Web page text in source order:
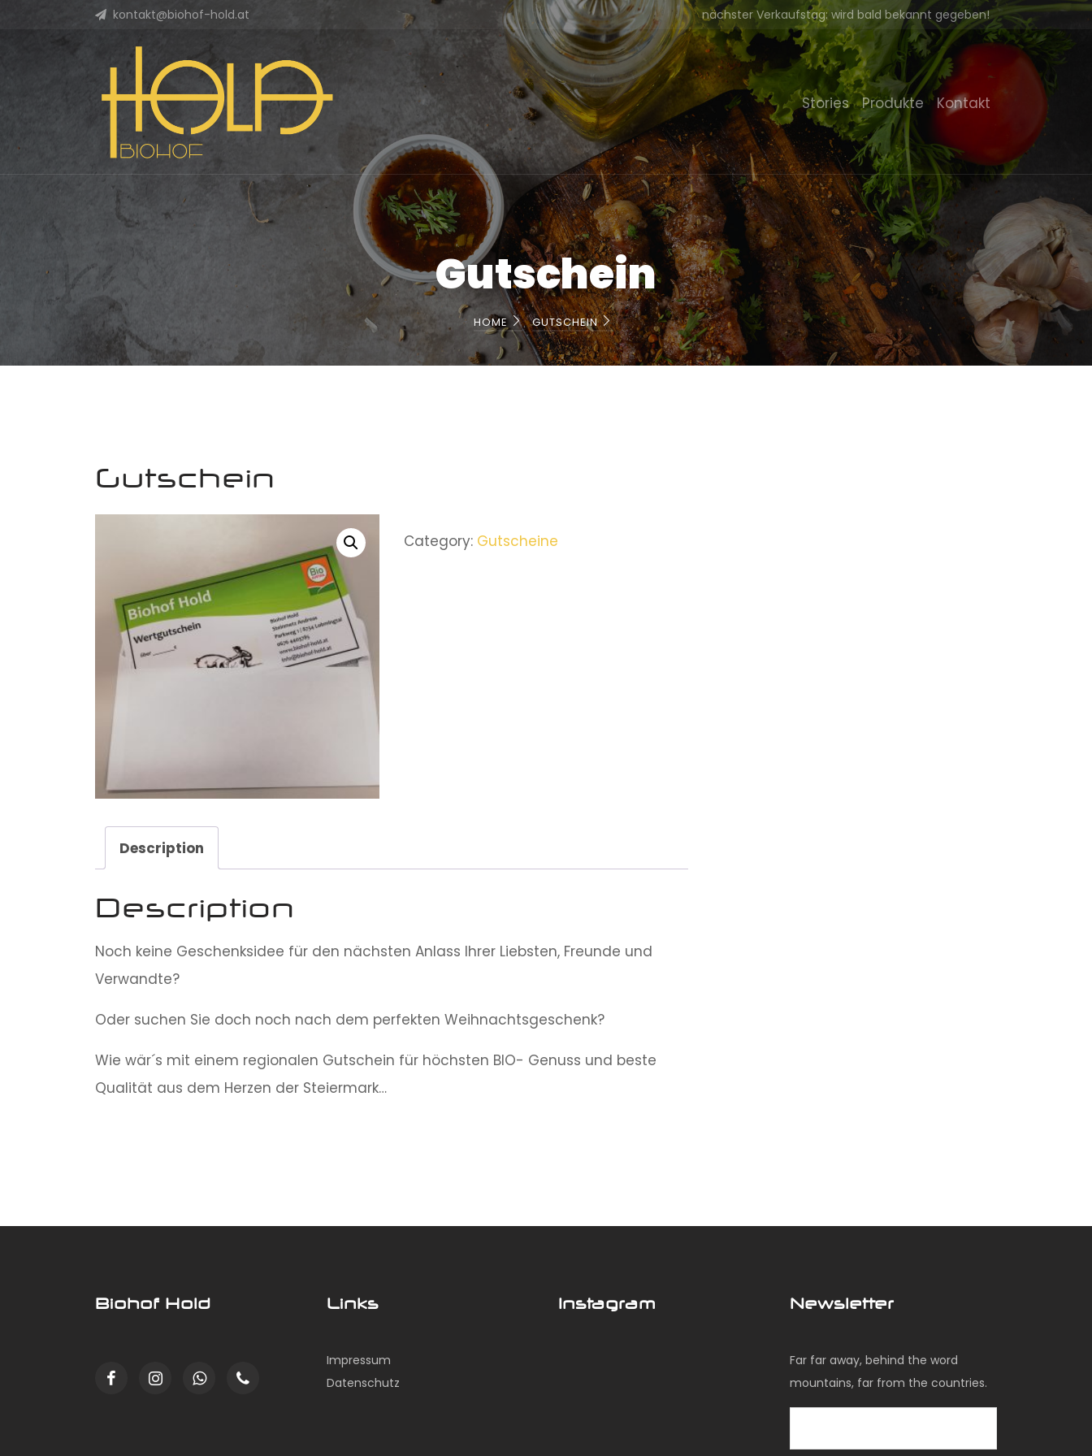
kontakt@biohof-hold.at nächster Verkaufstag: wird bald bekannt gegeben!
Stories Produkte Kontakt
Gutschein
HOME GUTSCHEIN
Gutschein
Category: Gutscheine
Description
Description
Noch keine Geschenksidee für den nächsten Anlass Ihrer Liebsten, Freunde und
Verwandte?
Oder suchen Sie doch noch nach dem perfekten Weihnachtsgeschenk?
Wie wär´s mit einem regionalen Gutschein für höchsten BIO- Genuss und beste
Qualität aus dem Herzen der Steiermark…
Biohof Hold Links
Impressum
Datenschutz
Instagram Newsletter
Far far away, behind the word
mountains, far from the countries.